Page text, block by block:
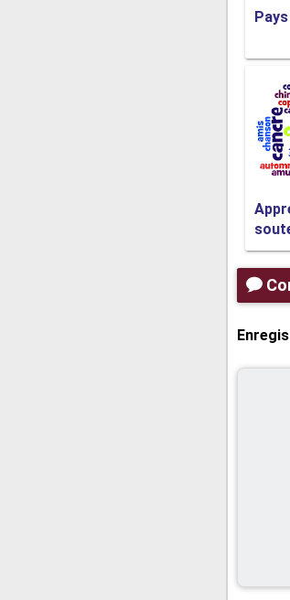
bas
Ne me
C'est
devez
C'est